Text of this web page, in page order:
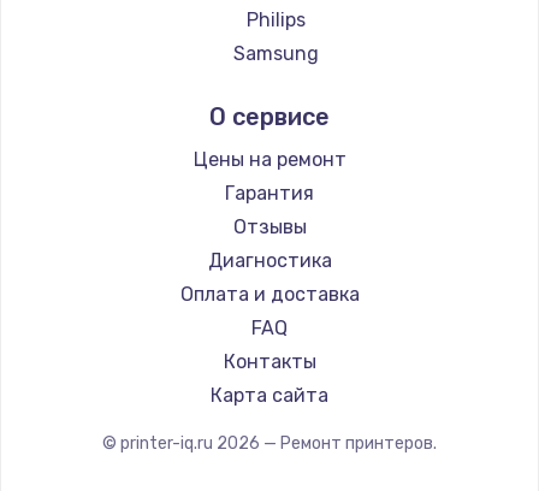
Philips
Samsung
Lexmark
Sharp
TSC
Fujitsu
Godex
О сервисе
Цены на ремонт
Гарантия
Отзывы
Диагностика
Оплата и доставка
FAQ
Контакты
Карта сайта
© printer-iq.ru 2026 — Ремонт принтеров.